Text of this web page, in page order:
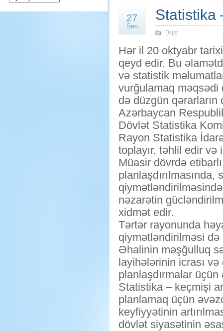
27
Sen
Statistika
Digər
Hər il 20 oktyabr
qeyd edir. Bu
və statistik
vurğulamaq məqsədi
də düzgün
Azərbaycan
Dövlət Statistika
Rayon Statistika
toplayır, təhlil edir
Müasir dövrdə
planlaşdırılmasında,
nəzarətin
xidmət edir.
Tərtər rayonunda
qiymətləndirilməsi
Əhalinin məşğulluq
layihələrinin icrası
planlaşdırmalar
Statistika – keçmişi
planlamaq üçün
keyfiyyətinin
dövlət siyasətinin